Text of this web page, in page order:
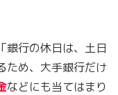
銀行の休日は、土日
ため、大手銀行だけ
などにも当てはまり